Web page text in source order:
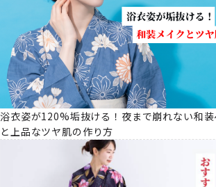
浴衣姿が120%垢抜ける！夜まで崩れない和装
と上品なツヤ肌の作り方